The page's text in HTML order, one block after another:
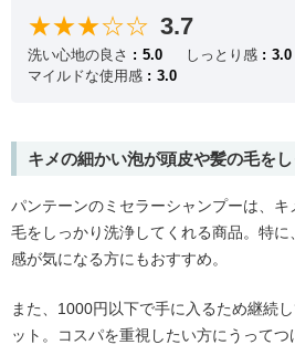
★★★☆☆ 3.7
洗い心地の良さ 5.0 しっとり感
3.0
マイルドな使用感
3.0
キメの細かい泡が頭皮や髪の毛を
パンテーンのミセラーシャンプーは、
毛をしっかり洗浄してくれる商品。特に
感が気になる方にもおすすめ。
また、1000円以下で手に入るため継続
ット。コスパを重視したい方にうって